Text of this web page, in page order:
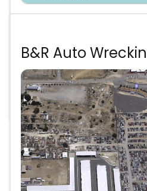
Precios
B&R Auto